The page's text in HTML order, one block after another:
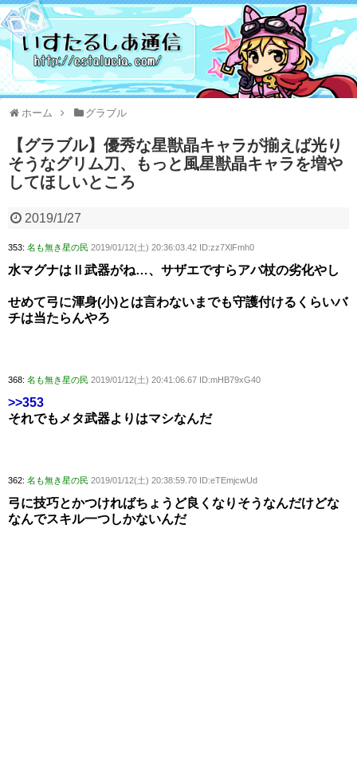
ホーム グラブル
【グラブル】優秀な星獣晶キャラが揃えば光り
そうなグリム刀、もっと風星獣晶キャラを増や
してほしいところ
2019/1/27
353: 名も無き星の民 2019/01/12(土) 20:36:03.42 ID:zz7XlFmh0
水マグナはⅡ武器がね…、サザエですらアバ杖の劣化やし
せめて弓に渾身(小)とは言わないまでも守護付けるくらいバ
チは当たらんやろ
368: 名も無き星の民 2019/01/12(土) 20:41:06.67 ID:mHB79xG40
>>353
それでもメタ武器よりはマシなんだ
362: 名も無き星の民 2019/01/12(土) 20:38:59.70 ID:eTEmjcwUd
弓に技巧とかつければちょうど良くなりそうなんだけどな
なんでスキル一つしかないんだ